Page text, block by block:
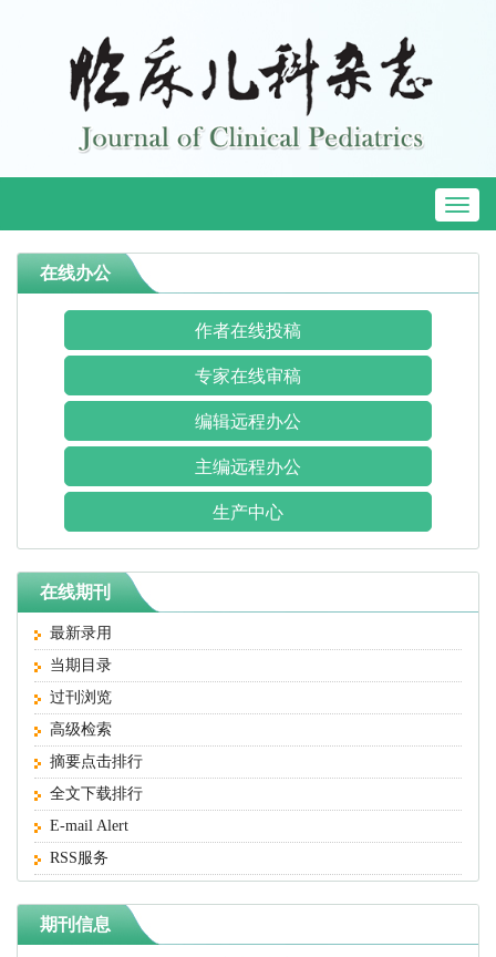
在线办公
作者在线投稿
专家在线审稿
编辑远程办公
主编远程办公
生产中心
在线期刊
最新录用
当期目录
过刊浏览
高级检索
摘要点击排行
全文下载排行
E-mail Alert
RSS服务
期刊信息